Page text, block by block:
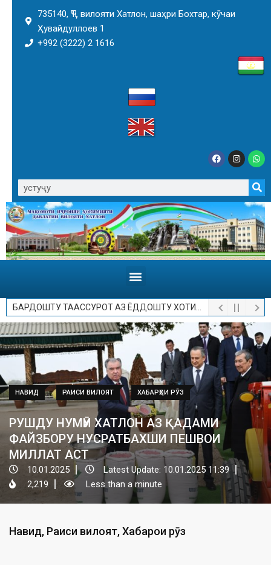
735140, ҶТ, вилояти Хатлон, шаҳри Бохтар, кӯчаи
Ҳувайдуллоев 1
+992 (3222) 2 1616
БАРДОШТУ ТААССУРОТ АЗ ЁДДОШТУ ХОТИРОТ.
РАИСИ ВИЛОЯТИ ХАТЛОН АЗ ҶАРАЁНИ СОХТМОНИ МУАССИСАИ ТАЪЛИМӢ ВА МАРКАЗИ ХИЗМАТРАСОНӢ ДАР НОҲИЯИ ВАХШ БОЗДИД НАМУДАНД
НАВИД РАИСИ ВИЛОЯТ ХАБАРҲОИ РӮЗ
РУШДУ НУМӮИ ХАТЛОН АЗ ҚАДАМИ
ФАЙЗБОРУ НУСРАТБАХШИ ПЕШВОИ
МИЛЛАТ АСТ
10.01.2025
Latest Update: 10.01.2025 11:39
2,219
Less than a minute
Навид, Раиси вилоят,Хабарҳои рӯз